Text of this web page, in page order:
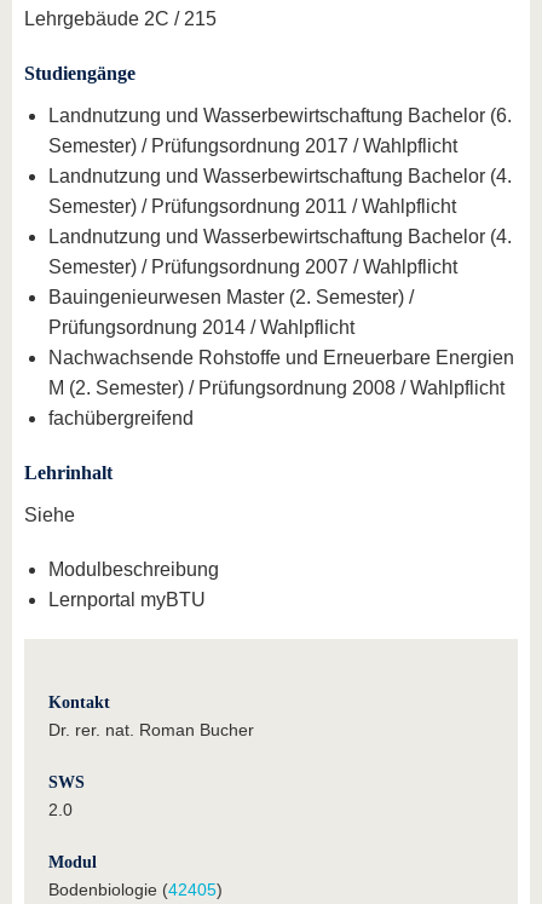
Lehrgebäude 2C / 215
Studiengänge
Landnutzung und Wasserbewirtschaftung Bachelor (6.
Semester) / Prüfungsordnung 2017 / Wahlpflicht
Landnutzung und Wasserbewirtschaftung Bachelor (4.
Semester) / Prüfungsordnung 2011 / Wahlpflicht
Landnutzung und Wasserbewirtschaftung Bachelor (4.
Semester) / Prüfungsordnung 2007 / Wahlpflicht
Bauingenieurwesen Master (2. Semester) /
Prüfungsordnung 2014 / Wahlpflicht
Nachwachsende Rohstoffe und Erneuerbare Energien
M (2. Semester) / Prüfungsordnung 2008 / Wahlpflicht
fachübergreifend
Lehrinhalt
Siehe
Modulbeschreibung
Lernportal myBTU
Kontakt
Dr. rer. nat. Roman Bucher
SWS
2.0
Modul
Bodenbiologie (42405)